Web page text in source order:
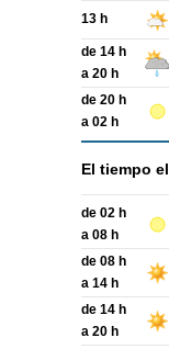
13 h
de 14 h
a 20 h
de 20 h
a 02 h
El tiempo el
de 02 h
a 08 h
de 08 h
a 14 h
de 14 h
a 20 h